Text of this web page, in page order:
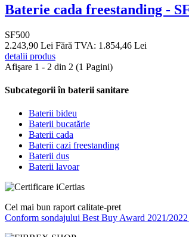
Baterie cada freestanding -
SF500
2.243,90 Lei Fără TVA: 1.854,46 Lei
detalii produs
Afişare 1 - 2 din 2 (1 Pagini)
Subcategorii în baterii sanitare
Baterii bideu
Baterii bucatărie
Baterii cada
Baterii cazi freestanding
Baterii dus
Baterii lavoar
Cel mai bun raport calitate-pret
Conform sondajului Best Buy Award 2021/2022